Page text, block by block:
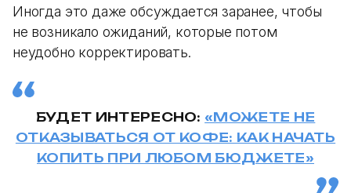
Иногда это даже обсуждается заранее, чтобы
не возникало ожиданий, которые потом
неудобно корректировать.
БУДЕТ ИНТЕРЕСНО:«МОЖЕТЕ НЕ
ОТКАЗЫВАТЬСЯ ОТ КОФЕ: КАК НАЧАТЬ
КОПИТЬ ПРИ ЛЮБОМ БЮДЖЕТЕ»